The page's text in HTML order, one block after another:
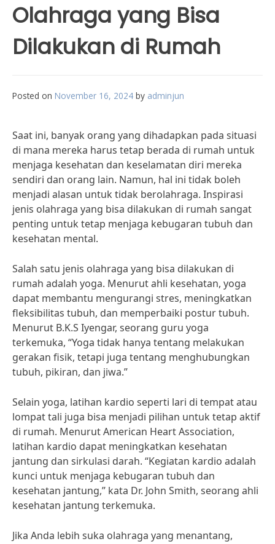
Olahraga yang Bisa
Dilakukan di Rumah
Posted on November 16, 2024 by adminjun
Saat ini, banyak orang yang dihadapkan pada situasi
di mana mereka harus tetap berada di rumah untuk
menjaga kesehatan dan keselamatan diri mereka
sendiri dan orang lain. Namun, hal ini tidak boleh
menjadi alasan untuk tidak berolahraga. Inspirasi
jenis olahraga yang bisa dilakukan di rumah sangat
penting untuk tetap menjaga kebugaran tubuh dan
kesehatan mental.
Salah satu jenis olahraga yang bisa dilakukan di
rumah adalah yoga. Menurut ahli kesehatan, yoga
dapat membantu mengurangi stres, meningkatkan
fleksibilitas tubuh, dan memperbaiki postur tubuh.
Menurut B.K.S Iyengar, seorang guru yoga
terkemuka, “Yoga tidak hanya tentang melakukan
gerakan fisik, tetapi juga tentang menghubungkan
tubuh, pikiran, dan jiwa.”
Selain yoga, latihan kardio seperti lari di tempat atau
lompat tali juga bisa menjadi pilihan untuk tetap aktif
di rumah. Menurut American Heart Association,
latihan kardio dapat meningkatkan kesehatan
jantung dan sirkulasi darah. “Kegiatan kardio adalah
kunci untuk menjaga kebugaran tubuh dan
kesehatan jantung,” kata Dr. John Smith, seorang ahli
kesehatan jantung terkemuka.
Jika Anda lebih suka olahraga yang menantang,